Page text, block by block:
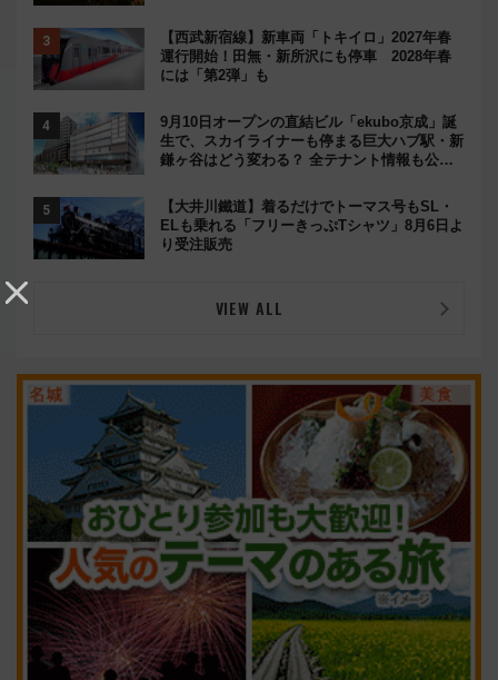
【西武新宿線】新車両「トキイロ」2027年春
運行開始！田無・新所沢にも停車 2028年春
には「第2弾」も
9月10日オープンの直結ビル「ekubo京成」誕
生で、スカイライナーも停まる巨大ハブ駅・新
鎌ヶ谷はどう変わる？ 全テナント情報も公
【大井川鐵道】着るだけでトーマス号もSL・
ELも乗れる「フリーきっぷTシャツ」8月6日よ
り受注販売
VIEW ALL